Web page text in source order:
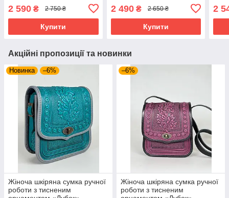
натуральної шкіри,
20*21*8 см
2 590 ₴ 2 750 ₴
Купити
сумка з натуральної шкіри,
20*21*8 см
2 490₴ 2 650 ₴
Купити
2
Акційні пропозиції та новинки
Новинка –6%
Жіноча шкіряна сумка ручної
роботи з тисненим
–6%
Жіноча шкіряна сумка ручної
роботи з тисненим